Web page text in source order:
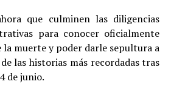
que culminen las diligencias
para conocer oficialmente
la muerte y poder darle sepultura a
las historias más recordadas tras
de junio.